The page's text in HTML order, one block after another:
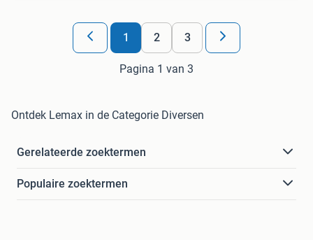
1 2 3
Pagina 1 van 3
Ontdek Lemax in de Categorie Diversen
Gerelateerde zoektermen
Populaire zoektermen